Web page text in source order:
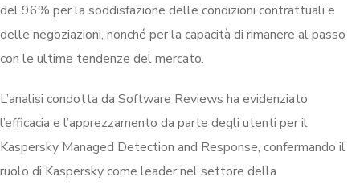
del 96% per la soddisfazione delle condizioni contrattuali e
delle negoziazioni, nonché per la capacità di rimanere al passo
con le ultime tendenze del mercato.
L’analisi condotta da Software Reviews ha evidenziato
l’efficacia e l’apprezzamento da parte degli utenti per il
Kaspersky Managed Detection and Response, confermando il
ruolo di Kaspersky come leader nel settore della